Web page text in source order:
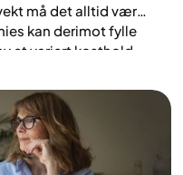
må det alltid være
kan derimot fylle
et variert kosthold.
er lav, og samtidig en
grønnsaker, frukt